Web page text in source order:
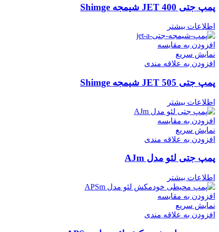
پمپ جتی JET 400 شیمجه Shimge
اطلاعات بیشتر
افزودن به مقایسه
نمایش سریع
افزودن به علاقه مندی
پمپ جتی JET 505 شیمجه Shimge
اطلاعات بیشتر
افزودن به مقایسه
نمایش سریع
افزودن به علاقه مندی
پمپ جتی لئو مدل AJm
اطلاعات بیشتر
افزودن به مقایسه
نمایش سریع
افزودن به علاقه مندی